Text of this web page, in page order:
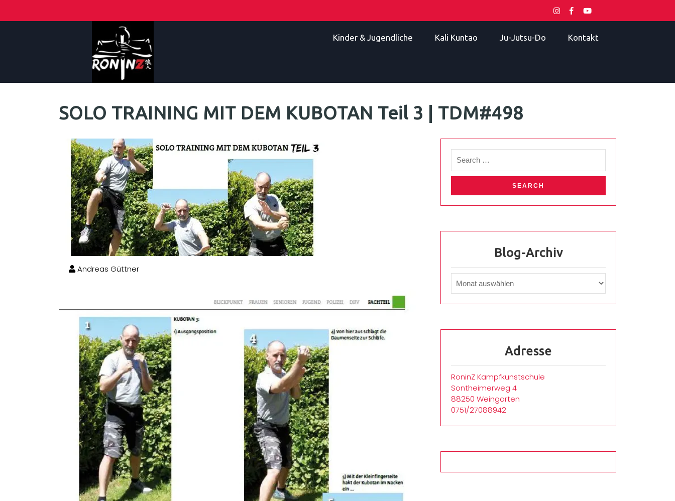
Kinder & Jugendliche Kali Kuntao Ju-Jutsu-Do Kontakt
SOLO TRAINING MIT DEM KUBOTAN Teil 3 | TDM#498
Andreas Güttner
Blog-Archiv
Adresse
RoninZ Kampfkunstschule
Sontheimerweg 4
88250 Weingarten
0751/27088942